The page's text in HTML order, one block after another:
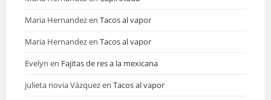
Maria HernandezenTacos al vapor
Maria HernandezenTacos al vapor
Evelyn en Fajitas de res a la mexicana
julieta novia VázquezenTacos al vapor